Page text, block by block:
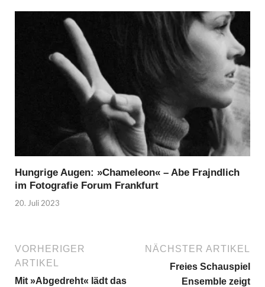
Hungrige Augen: »Chameleon« – Abe Frajndlich
im Fotografie Forum Frankfurt
20. Juli 2023
VORHERIGER
ARTIKEL
Mit »Abgedreht« lädt das
NÄCHSTER ARTIKEL
Freies Schauspiel
Ensemble zeigt